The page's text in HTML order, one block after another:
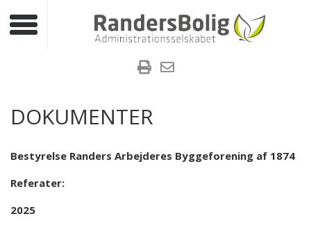
Toggle navigation
DOKUMENTER
Bestyrelse Randers Arbejderes Byggeforening af 1874
Referater:
2025